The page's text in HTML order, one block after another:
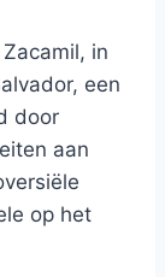
in
een
door
aan
op het